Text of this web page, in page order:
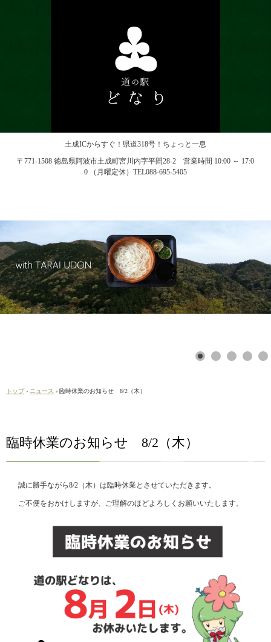
土成ICからすぐ！県道318号！ちょっと一息
〒771-1508 徳島県阿波市土成町宮川内字平間28-2 営業時間 10:00 ～ 17:0
0 （月曜定休）TEL088-695-5405
トップ › ニュース › 臨時休業のお知らせ 8/2（木）
臨時休業のお知らせ 8/2（木）
誠に勝手ながら8/2（木）は臨時休業とさせていただきます。
ご不便をおかけしますが、ご理解のほどよろしくお願いいたします。